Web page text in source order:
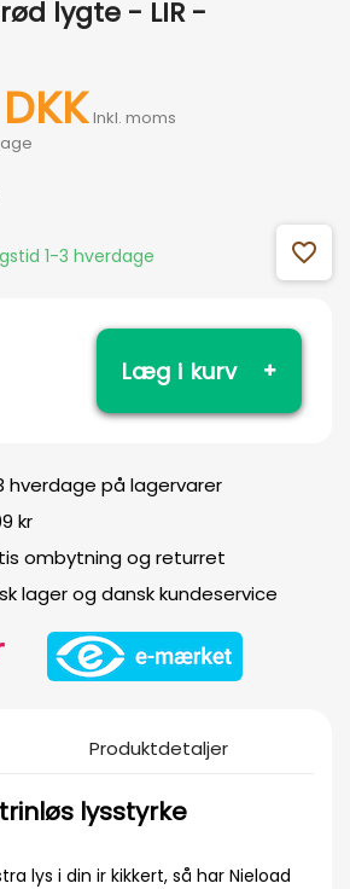
lygte - LIR -
Inkl. moms
1-3 hverdage favorite_outline
Læg i kurv
hverdage på lagervarer
kr
ombytning og returret
lager og dansk kundeservice
Produktdetaljer
lysstyrke
lys i din ir kikkert, så har Nieload